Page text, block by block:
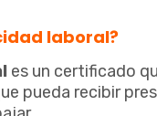
laboral?
es un certificado
pueda recibir